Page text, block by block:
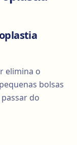
elimina o
bolsas
do